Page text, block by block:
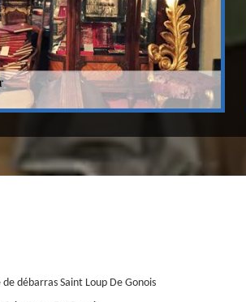
débarras Saint Loup De Gonois